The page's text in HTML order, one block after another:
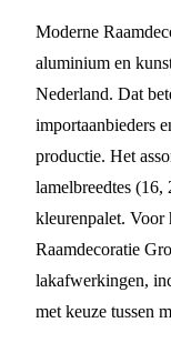
Moderne
aluminium en
Nederland. Dat
importaanbieders
productie. Het
lamelbreedtes (16,
kleurenpalet. Voor
Raamdecoratie
lakafwerkingen,
met keuze tussen